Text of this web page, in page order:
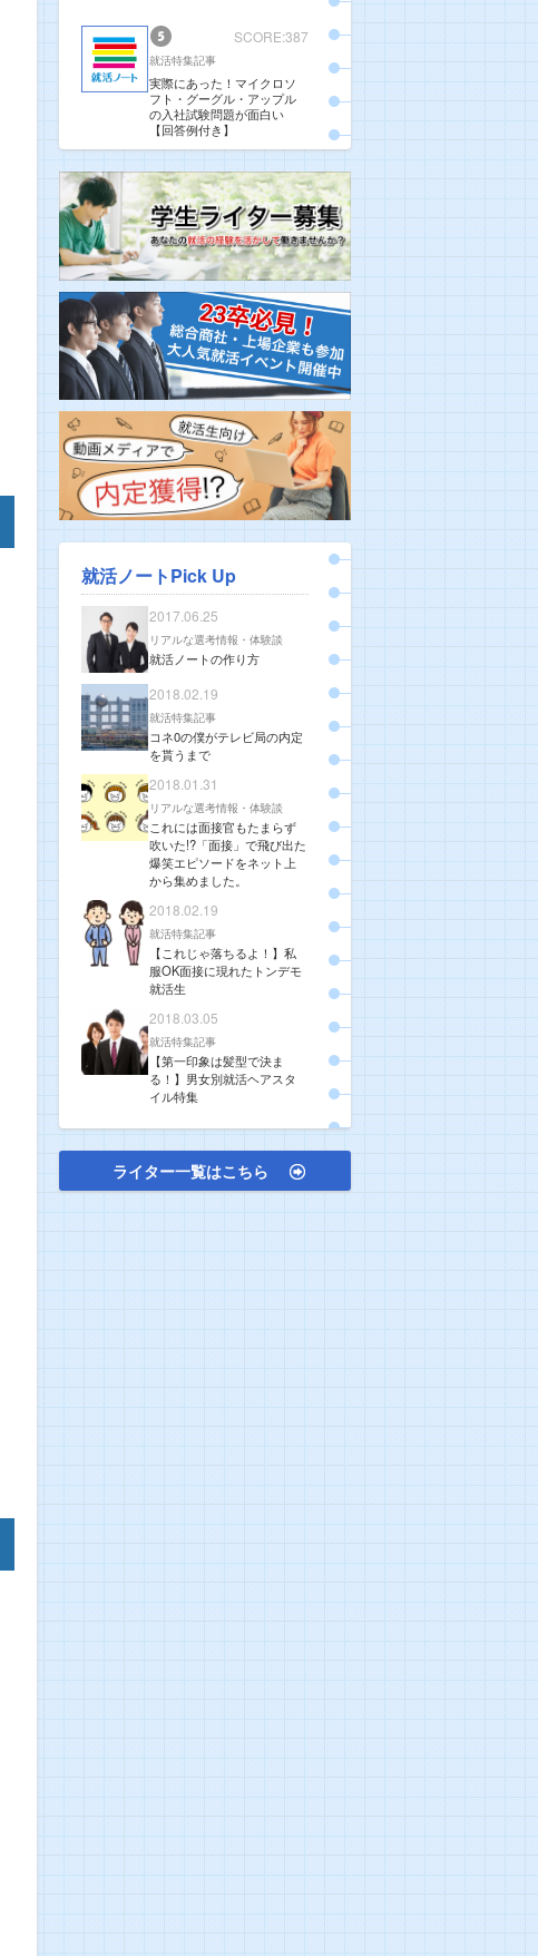
SCORE:387
就活特集記事
実際にあった！マイクロソ
フト・グーグル・アップル
の入社試験問題が面白い
【回答例付き】
就活ノートPick Up
2017.06.25
リアルな選考情報・体験談
就活ノートの作り方
2018.02.19
就活特集記事
コネ0の僕がテレビ局の内定
を貰うまで
2018.01.31
リアルな選考情報・体験談
これには面接官もたまらず
吹いた!?「面接」で飛び出た
爆笑エピソードをネット上
から集めました。
2018.02.19
就活特集記事
【これじゃ落ちるよ！】私
服OK面接に現れたトンデモ
就活生
2018.03.05
就活特集記事
【第一印象は髪型で決ま
る！】男女別就活ヘアスタ
イル特集
ライター一覧はこちら